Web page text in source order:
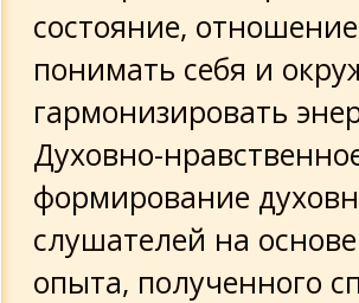
состояние,
понимать себя и
гармонизировать
Духовно-
формирование
слушателей на
опыта, полученного